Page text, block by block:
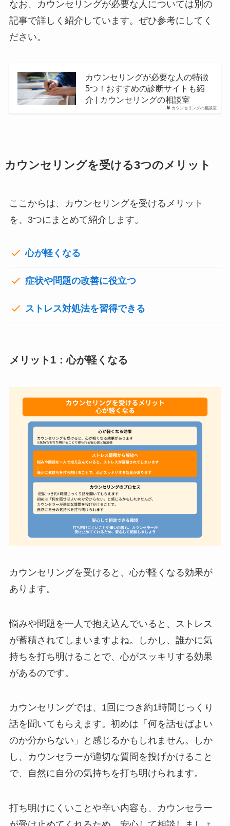
なお、カウンセリングが必要な人については別の
記事で詳しく紹介しています。ぜひ参考にしてく
ださい。
カウンセリングの相談室
カウンセリングが必要な人の特徴
5つ！おすすめの診断サイトも紹
介 | カウンセリングの相談室
カウンセリングを受ける3つのメリット
ここからは、カウンセリングを受けるメリット
を、3つにまとめて紹介します。
心が軽くなる
症状や問題の改善に役立つ
ストレス対処法を習得できる
メリット1：心が軽くなる
カウンセリングを受けると、心が軽くなる効果が
あります。
悩みや問題を一人で抱え込んでいると、ストレス
が蓄積されてしまいますよね。しかし、誰かに気
持ちを打ち明けることで、心がスッキリする効果
があるのです。
カウンセリングでは、1回につき約1時間じっくり
話を聞いてもらえます。初めは「何を話せばよい
のか分からない」と感じるかもしれません。しか
し、カウンセラーが適切な質問を投げかけること
で、自然に自分の気持ちを打ち明けられます。
打ち明けにくいことや辛い内容も、カウンセラー